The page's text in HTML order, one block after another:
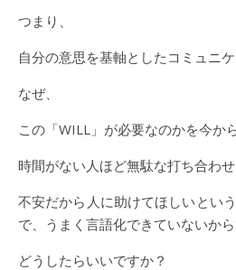
つまり、
自分の意思を基軸としたコミュニケ
なぜ、
この「WILL」が必要なのかを今か
時間がない人ほど無駄な打ち合わせ
不安だから人に助けてほしいとい
で、うまく言語化できていないから
どうしたらいいですか？